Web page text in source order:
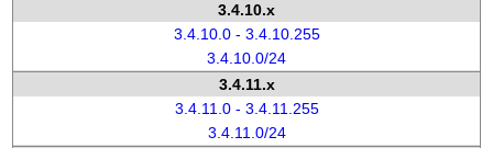
3.4.10.x
3.4.10.0 - 3.4.10.255
3.4.10.0/24
3.4.11.x
3.4.11.0 - 3.4.11.255
3.4.11.0/24